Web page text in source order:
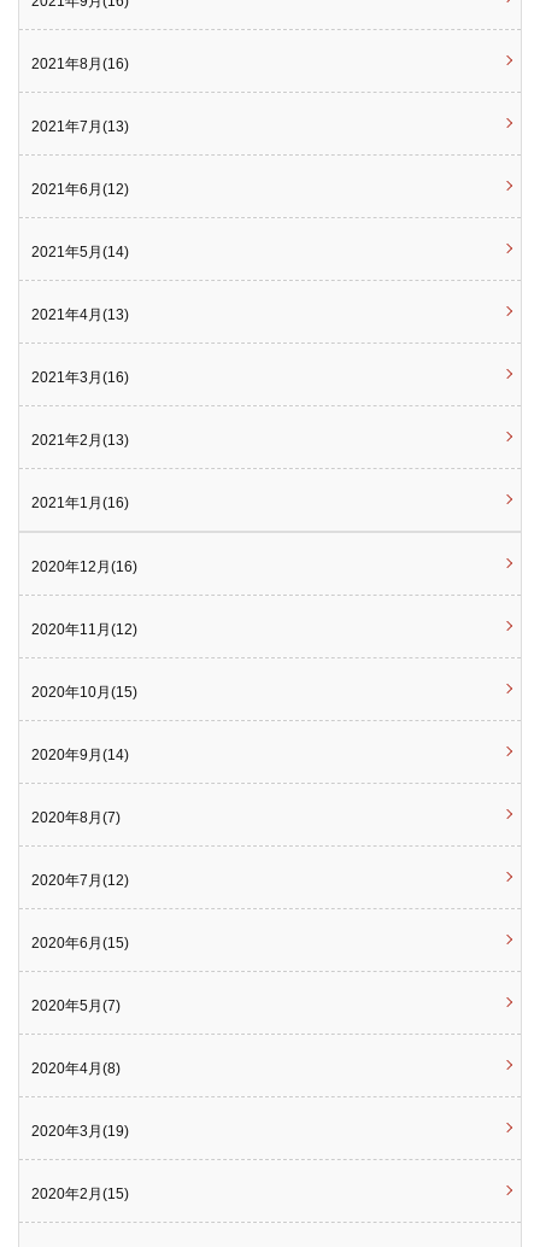
2021年8月(16)
2021年7月(13)
2021年6月(12)
2021年5月(14)
2021年4月(13)
2021年3月(16)
2021年2月(13)
2021年1月(16)
2020年12月(16)
2020年11月(12)
2020年10月(15)
2020年9月(14)
2020年8月(7)
2020年7月(12)
2020年6月(15)
2020年5月(7)
2020年4月(8)
2020年3月(19)
2020年2月(15)